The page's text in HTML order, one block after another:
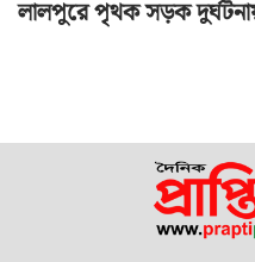
লালপুরে পৃথক সড়ক